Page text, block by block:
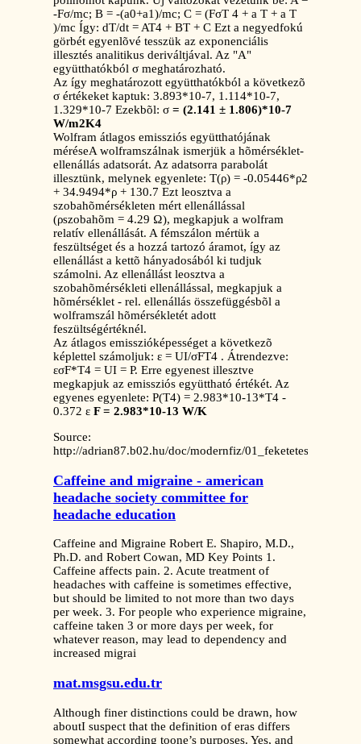
-Fσ/mc; B = -(a0+a1)/mc; C = (FσT 4 + a T + a T
)/mc Így: dT/dt = AT4 + BT + C Ezt a negyedfokú
görbét egyenlõvé tesszük az exponenciális
illesztés analitikus deriváltjával. Az "A"
együtthatókból σ meghatározható.
Az így meghatározott együtthatókból a következõ
σ értékeket kaptuk: 3.893*10-7, 1.114*10-7,
1.329*10-7 Ezekbõl: σ = (2.141 ± 1.806)*10-7
W/m2K4
Wolfram átlagos emissziós együtthatójának
méréseA wolframszálnak ismerjük a hõmérséklet-
ellenállás adatsorát. Az adatsorra parabolát
illesztünk, melynek egyenlete: T(ρ) = -0.05446*ρ2
+ 34.9494*ρ + 130.7 Ezt leosztva a
szobahõmérsékleten mért ellenállással
(ρszobahõm = 4.29 Ω), megkapjuk a wolfram
relatív ellenállását. A fémszálon mértük a
feszültséget és a hozzá tartozó áramot, így az
ellenállást a kettõ hányadosából ki tudjuk
számolni. Az ellenállást leosztva a
szobahõmérsékleti ellenállással, megkapjuk a
hõmérséklet - rel. ellenállás összefüggésbõl a
wolframszál hõmérsékletét adott
feszültségértéknél.
Az átlagos emisszióképességet a következõ
képlettel számoljuk: ε = UI/σFT4 . Átrendezve:
εσF*T4 = UI = P. Erre egyenest illesztve
megkapjuk az emissziós együttható értékét. Az
egyenes egyenlete: P(T4) = 2.983*10-13*T4 -
0.372 ε F = 2.983*10-13 W/K
Source:
http://adrian87.b02.hu/doc/modernfiz/
Caffeine and migraine - american
headache society committee for
headache education
Caffeine and Migraine Robert E. Shapiro, M.D.,
Ph.D. and Robert Cowan, MD Key Points 1.
Caffeine affects pain. 2. Acute treatment of
headaches with caffeine is sometimes effective,
but should be limited to not more than two days
per week. 3. For people who experience migraine,
caffeine taken 3 or more days per week, for
whatever reason, may lead to dependency and
increased migrai
mat.msgsu.edu.tr
Although finer distinctions could be drawn, how
aboutI suspect that the definition of eras differs
somewhat according toone’s purposes. Yes, and